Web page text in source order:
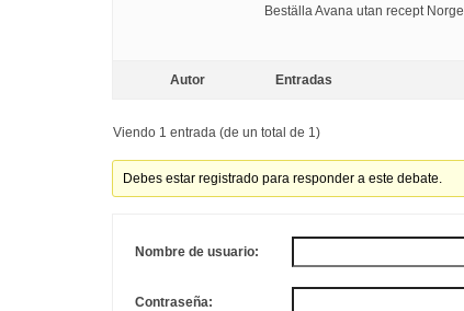
Beställa Avana utan recept Norge
Autor Entradas
Viendo 1 entrada (de un total de 1)
Debes estar registrado para responder a este debate.
Nombre de usuario:
Contraseña: